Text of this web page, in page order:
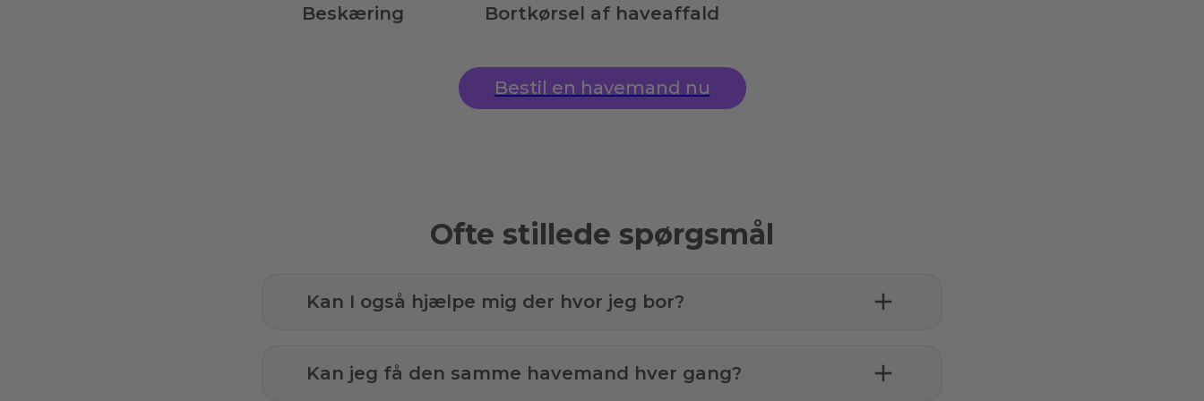
Beskæring Bortkørsel af haveaffald
Bestil en havemand nu
Ofte stillede spørgsmål
Kan I også hjælpe mig der hvor jeg bor?
Kan jeg få den samme havemand hver gang?